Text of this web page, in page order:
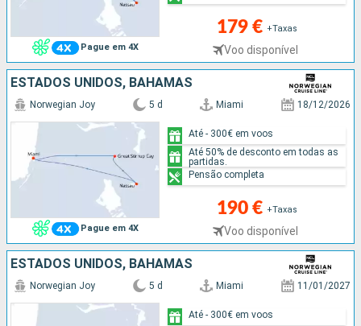
Pague em 4X
179 € +Taxas
Voo disponível
ESTADOS UNIDOS, BAHAMAS
Pague em 4X
Norwegian Joy 5 d Miami 18/12/2026
190 € +Taxas
Voo disponível
Até - 300€ em voos
Até 50% de desconto em todas as
partidas.
Pensão completa
ESTADOS UNIDOS, BAHAMAS
Norwegian Joy 5 d Miami 11/01/2027
Até - 300€ em voos